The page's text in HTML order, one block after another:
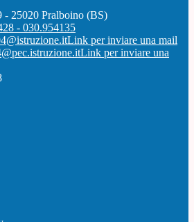
- 25020 Pralboino (BS)
- 030.954135
Link per inviare una mail
Link per inviare una